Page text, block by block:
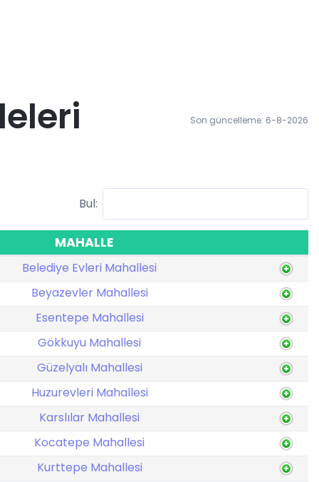
Son güncelleme: 6-8-2026
Bul:
MAHALLE
Belediye Evleri Mahallesi
Beyazevler Mahallesi
Esentepe Mahallesi
Gökkuyu Mahallesi
Güzelyalı Mahallesi
Huzurevleri Mahallesi
Karslılar Mahallesi
Kocatepe Mahallesi
Kurttepe Mahallesi